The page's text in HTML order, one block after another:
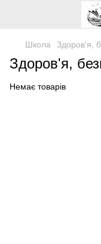
Школа Здоров'я,
Здоров'я,
Немає товарів